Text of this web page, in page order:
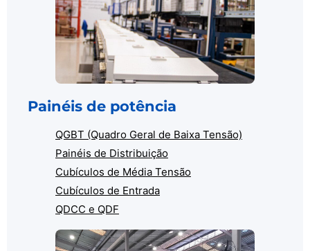
Painéis de potência
QGBT (Quadro Geral de Baixa Tensão)
Painéis de Distribuição
Cubículos de Média Tensão
Cubículos de Entrada
QDCC e QDF